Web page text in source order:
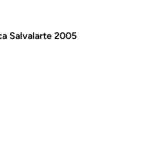
Salvalarte 2005